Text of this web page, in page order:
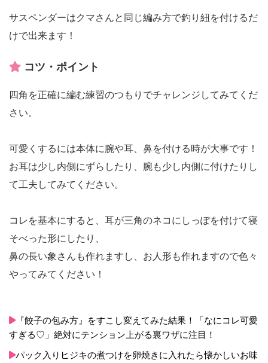
サスペンダーはクマさんと同じ編み方で釣り紐を付けるだ
けで出来ます！
コツ・ポイント
四角を正確に編む練習のつもりでチャレンジしてみてくだ
さい。
可愛くするには本体に腕や耳、鼻を付ける時が大事です！
お耳は少し内側にずらしたり、腕も少し内側に付けたりし
て工夫してみてください。
コレを基本にすると、耳が三角のネコにしっぽを付けて寝
そべった形にしたり、
鼻の長い象さんも作れますし、お人形も作れますので色々
やってみてください！
『餃子の包み方』をすこし変えてみた結果！「なにコレ可愛
すぎる♡」絶対にテンション上がる裏ワザに注目！
パック入りヒジキの煮つけを卵焼きに入れたら懐かしいお味